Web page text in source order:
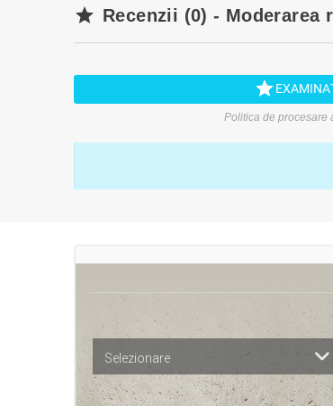
 Recenzii (0) - Moderarea

Politica de procesare
Selezionare